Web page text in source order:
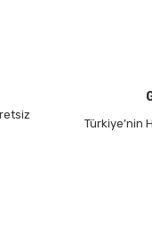
Türkiye’nin